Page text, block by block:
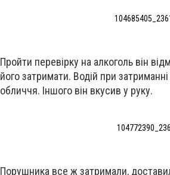
Пройти перевірку на алкоголь він
його затримати. Водій при
обличчя. Іншого він вкусив у руку.
Порушника все ж затримали,